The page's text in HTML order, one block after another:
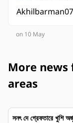
on 10 May
More news
areas
সনৎ দে গ্রেফতারে খুশি